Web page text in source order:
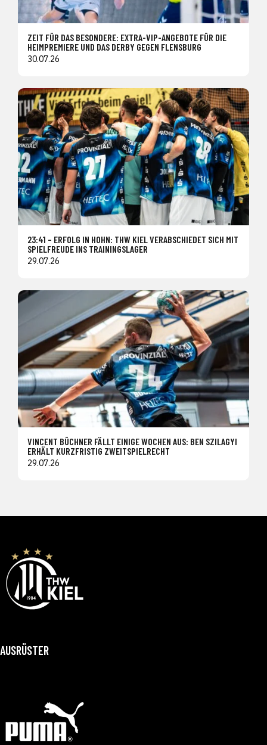
ZEIT FÜR DAS BESONDERE: EXTRA-VIP-ANGEBOTE FÜR DIE
HEIMPREMIERE UND DAS DERBY GEGEN FLENSBURG
30.07.26
23:41 – ERFOLG IN HOHN: THW KIEL VERABSCHIEDET SICH MIT
SPIELFREUDE INS TRAININGSLAGER
29.07.26
VINCENT BÜCHNER FÄLLT EINIGE WOCHEN AUS: BEN SZILAGYI
ERHÄLT KURZFRISTIG ZWEITSPIELRECHT
29.07.26
AUSRÜSTER